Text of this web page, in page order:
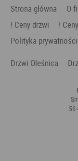
Strona główna O
! Ceny drzwi
!
Polityka prywatności
Drzwi Oleśnica